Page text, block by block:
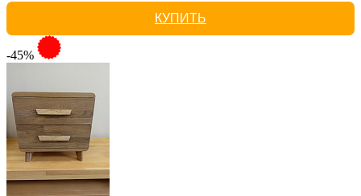
КУПИТЬ
-45%